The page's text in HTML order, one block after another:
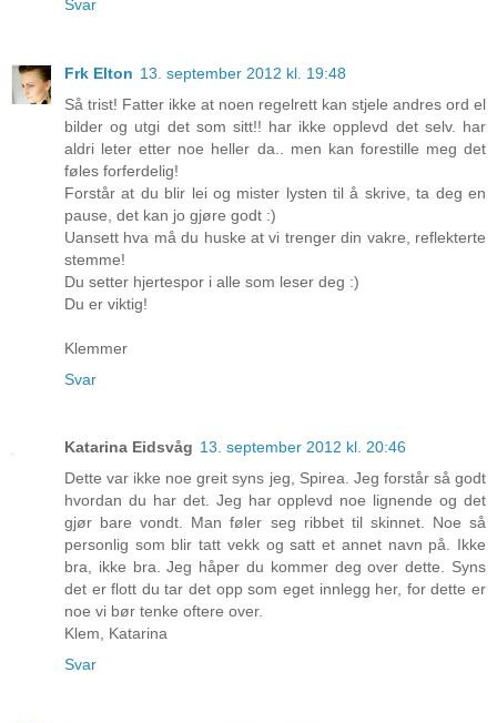
Svar
Frk Elton 13. september 2012 kl. 19:48
Så trist! Fatter ikke at noen regelrett kan stjele andres ord el
bilder og utgi det som sitt!! har ikke opplevd det selv. har
aldri leter etter noe heller da.. men kan forestille meg det
føles forferdelig!
Forstår at du blir lei og mister lysten til å skrive, ta deg en
pause, det kan jo gjøre godt :)
Uansett hva må du huske at vi trenger din vakre, reflekterte
stemme!
Du setter hjertespor i alle som leser deg :)
Du er viktig!
Klemmer
Svar
Katarina Eidsvåg 13. september 2012 kl. 20:46
Dette var ikke noe greit syns jeg, Spirea. Jeg forstår så godt
hvordan du har det. Jeg har opplevd noe lignende og det
gjør bare vondt. Man føler seg ribbet til skinnet. Noe så
personlig som blir tatt vekk og satt et annet navn på. Ikke
bra, ikke bra. Jeg håper du kommer deg over dette. Syns
det er flott du tar det opp som eget innlegg her, for dette er
noe vi bør tenke oftere over.
Klem, Katarina
Svar